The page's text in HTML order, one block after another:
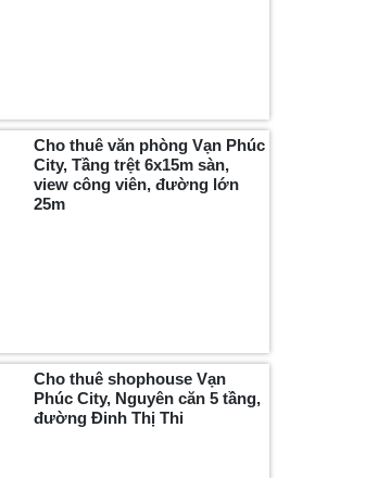
Cho thuê văn phòng Vạn Phúc
City, Tầng trệt 6x15m sàn,
view công viên, đường lớn
25m
Cho thuê shophouse Vạn
Phúc City, Nguyên căn 5 tầng,
đường Đinh Thị Thi